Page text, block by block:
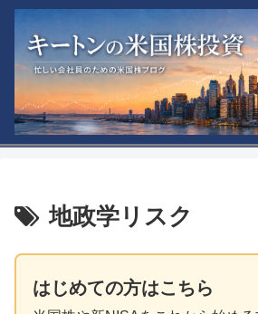
地政学リスク
はじめての方はこちら